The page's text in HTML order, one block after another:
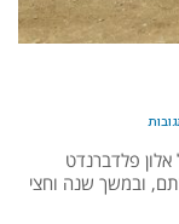
של אלון פלדברנדט
ובמשך שנה וחצי